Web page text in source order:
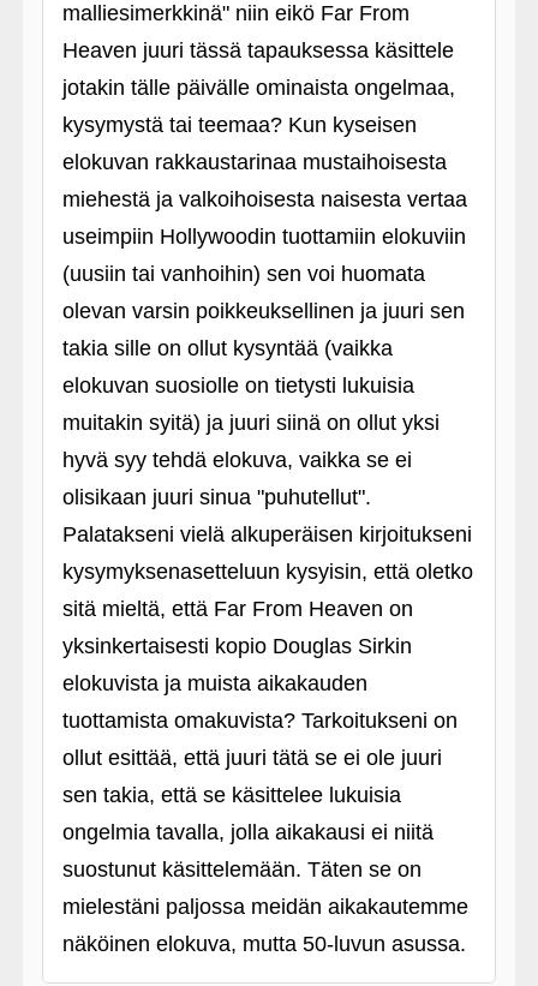
malliesimerkkinä" niin eikö Far From
Heaven juuri tässä tapauksessa käsittele
jotakin tälle päivälle ominaista ongelmaa,
kysymystä tai teemaa? Kun kyseisen
elokuvan rakkaustarinaa mustaihoisesta
miehestä ja valkoihoisesta naisesta vertaa
useimpiin Hollywoodin tuottamiin elokuviin
(uusiin tai vanhoihin) sen voi huomata
olevan varsin poikkeuksellinen ja juuri sen
takia sille on ollut kysyntää (vaikka
elokuvan suosiolle on tietysti lukuisia
muitakin syitä) ja juuri siinä on ollut yksi
hyvä syy tehdä elokuva, vaikka se ei
olisikaan juuri sinua "puhutellut".
Palatakseni vielä alkuperäisen kirjoitukseni
kysymyksenasetteluun kysyisin, että oletko
sitä mieltä, että Far From Heaven on
yksinkertaisesti kopio Douglas Sirkin
elokuvista ja muista aikakauden
tuottamista omakuvista? Tarkoitukseni on
ollut esittää, että juuri tätä se ei ole juuri
sen takia, että se käsittelee lukuisia
ongelmia tavalla, jolla aikakausi ei niitä
suostunut käsittelemään. Täten se on
mielestäni paljossa meidän aikakautemme
näköinen elokuva, mutta 50-luvun asussa.